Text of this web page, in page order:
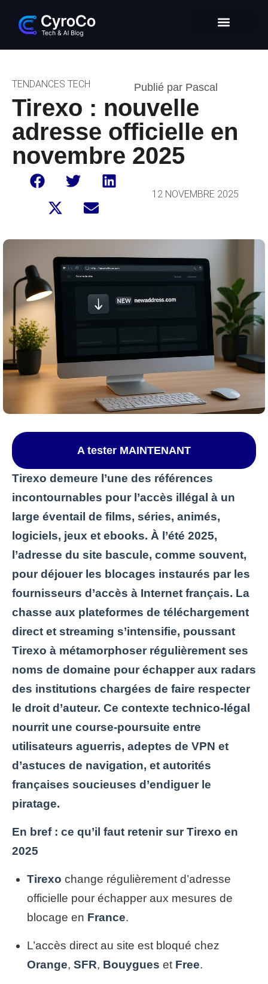
TENDANCES TECH Publié par Pascal
Tirexo : nouvelle
adresse officielle en
novembre 2025
12 NOVEMBRE 2025
A tester MAINTENANT
Tirexo demeure l’une des références
incontournables pour l’accès illégal à un
large éventail de films, séries, animés,
logiciels, jeux et ebooks. À l’été 2025,
l’adresse du site bascule, comme souvent,
pour déjouer les blocages instaurés par les
fournisseurs d’accès à Internet français. La
chasse aux plateformes de téléchargement
direct et streaming s’intensifie, poussant
Tirexo à métamorphoser régulièrement ses
noms de domaine pour échapper aux radars
des institutions chargées de faire respecter
le droit d’auteur. Ce contexte technico-légal
nourrit une course-poursuite entre
utilisateurs aguerris, adeptes de VPN et
d’astuces de navigation, et autorités
françaises soucieuses d’endiguer le
piratage.
En bref : ce qu’il faut retenir sur Tirexo en
2025
Tirexo change régulièrement d’adresse
officielle pour échapper aux mesures de
blocage en France.
L’accès direct au site est bloqué chez
Orange, SFR, Bouygues et Free.